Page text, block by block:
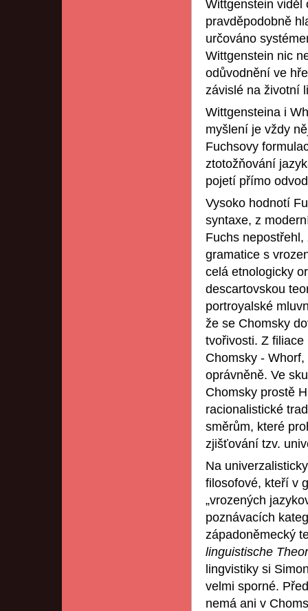
Wittgenstein viděl
pravděpodobně
určováno
Wittgenstein nic
odůvodnění ve
závislé na životní
Wittgensteina i
myšlení je vždy
Fuchsovy
ztotožňování
pojetí přímo
Vysoko hodnotí
syntaxe, z
Fuchs
gramatice s
celá etnologicky
descartovskou
portroyalské
že se Chomsky
tvořivosti. Z
Chomsky -
oprávněně. Ve
Chomsky prostě
racionalistické
směrům, které
zjišťování tzv.
Na
filosofové, kteří v
„vrozených
poznávacích
západoněmecký
linguistische
lingvistiky si
velmi sporné.
nemá ani v